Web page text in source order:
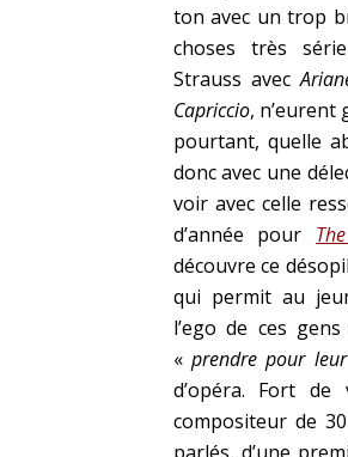
ton avec un trop
choses très
Strauss avec
Capriccio, n’eurent
pourtant, quelle
donc avec une
voir avec celle
d’année pour
découvre ce
qui permit au
l’ego de ces
« prendre pour
d’opéra. Fort
compositeur de